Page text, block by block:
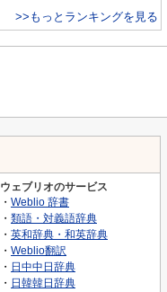
>>もっとランキングを見る
ウェブリオのサービス
・ Weblio 辞書
・ 類語・対義語辞典
・ 英和辞典・和英辞典
・ Weblio翻訳
・ 日中中日辞典
・ 日韓韓日辞典